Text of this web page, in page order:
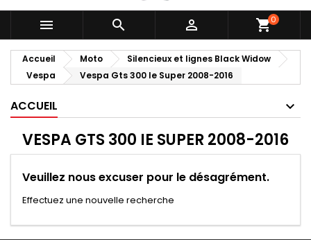
   shopping_cart0
Accueil Moto
Silencieux et lignes Black Widow
Vespa
Vespa Gts 300 Ie Super 2008-2016
ACCUEIL
VESPA GTS 300 IE SUPER 2008-2016
Veuillez nous excuser pour le désagrément.
Effectuez une nouvelle recherche